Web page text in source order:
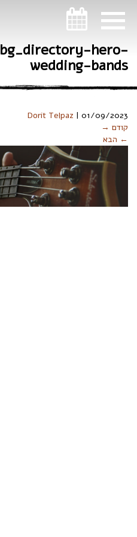
bg_directory-hero-
wedding-bands
Dorit Telpaz | 01/09/2023
קודם →
← הבא